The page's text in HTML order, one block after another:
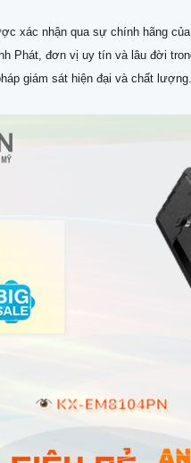
xác nhận qua sự chính hãng
Phát, đơn vị uy tín và lâu đời
giám sát hiện đại và chất lượng.